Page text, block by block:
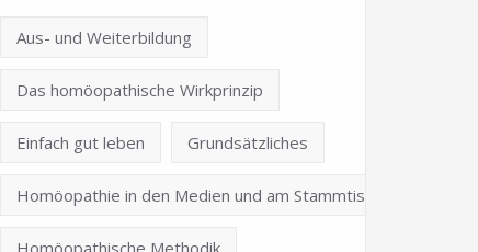
Aus- und Weiterbildung
Das homöopathische Wirkprinzip
Einfach gut leben Grundsätzliches
Homöopathie in den Medien und am Stammtisch